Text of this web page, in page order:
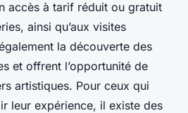
accès à tarif réduit ou gratuit
ainsi qu’aux visites
la découverte des
et offrent l’opportunité de
artistiques. Pour ceux qui
leur expérience, il existe des